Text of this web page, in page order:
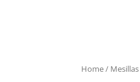
Home/ Mesillas